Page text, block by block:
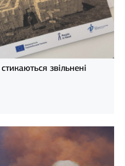
звільнені